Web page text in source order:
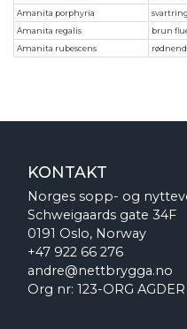
Amanita porphyria
Amanita regalis
brun
Amanita rubescens
KONTAKT
Norges sopp- og
Schweigaards gate 34F
0191 Oslo, Norway
+47 922 66 276
andre@nettbrygga.no
Org nr: 123-ORG AGDER